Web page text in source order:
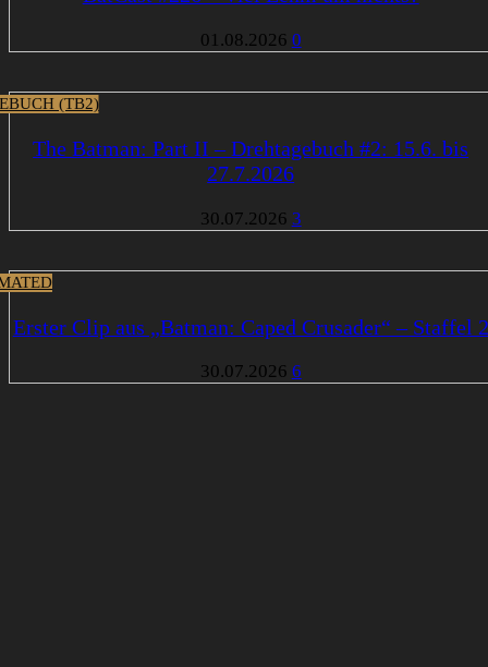
01.08.2026 0
(TB2)
The Batman: Part II – Drehtagebuch #2: 15.6. bis
27.7.2026
30.07.2026 3
Erster Clip aus „Batman: Caped Crusader“ – Staffel 2
30.07.2026 6